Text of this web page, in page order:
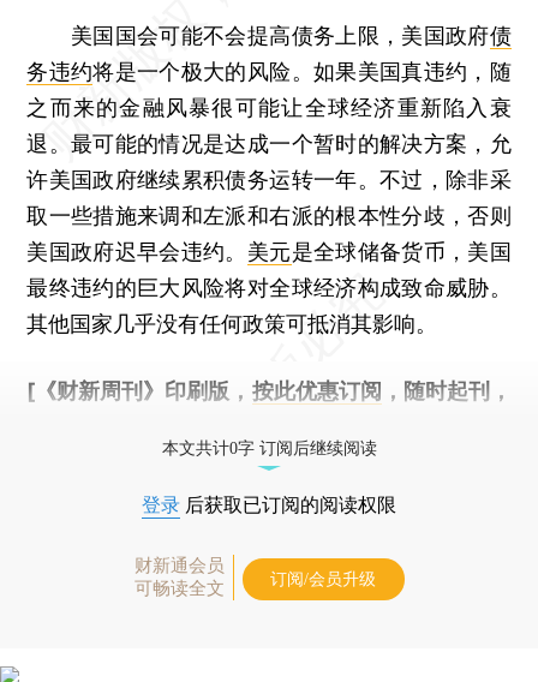
美国国会可能不会提高债务上限，美国政府债
务违约将是一个极大的风险。如果美国真违约，随
之而来的金融风暴很可能让全球经济重新陷入衰
退。最可能的情况是达成一个暂时的解决方案，允
许美国政府继续累积债务运转一年。不过，除非采
取一些措施来调和左派和右派的根本性分歧，否则
美国政府迟早会违约。 美元是全球储备货币，美国
最终违约的巨大风险将对全球经济构成致命威胁。
其他国家几乎没有任何政策可抵消其影响。
[《财新周刊》印刷版， 按此优惠订阅 ，随时起刊，
本文共计0字 订阅后继续阅读
登录 后获取已订阅的阅读权限
财新通会员
可畅读全文
订阅/会员升级